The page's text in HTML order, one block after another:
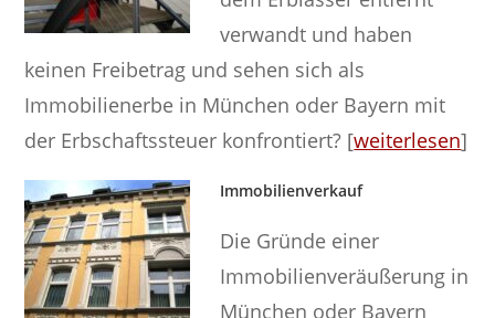
verwandt und haben
keinen Freibetrag und sehen sich als
Immobilienerbe in München oder Bayern mit
der Erbschaftssteuer konfrontiert? [weiterlesen]
Immobilienverkauf
Die Gründe einer
Immobilienveräußerung in
München oder Bayern